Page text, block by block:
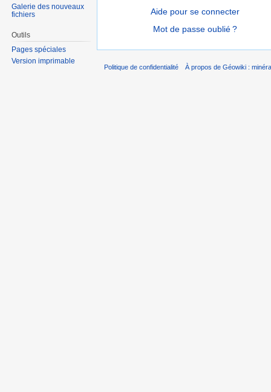
Aide pour se connecter
Mot de passe oublié ?
Galerie des nouveaux
fichiers
Outils
Pages spéciales
Version imprimable
Politique de confidentialité À propos de Géowiki :